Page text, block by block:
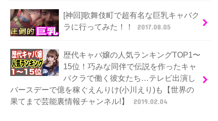
[神回]歌舞伎町で超有名な巨乳キャバク
ラに行ってみた！！
2017.08.05
歴代キャバ嬢の人気ランキングTOP1〜
15位！巧みな同伴で伝説を作ったキャ
バクラで働く彼女たち…テレビ出演し
バースデーで億を稼ぐえんりけ(小川えり)も【世界の
果てまで芸能裏情報チャンネル!】
2019.02.04